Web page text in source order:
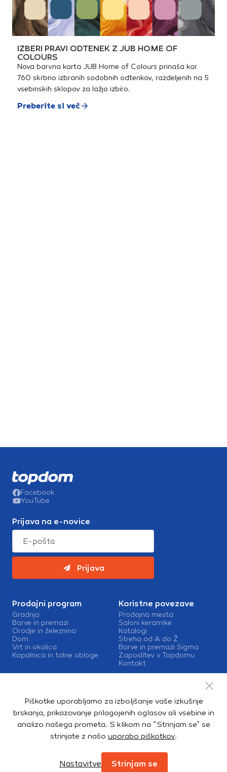
IZBERI PRAVI ODTENEK Z JUB HOME OF
COLOURS
Nova barvna karta JUB Home of Colours prinaša kar
760 skrbno izbranih sodobnih odtenkov, razdeljenih na 5
vsebinskih sklopov za lažjo izbiro.
Preberite si več
Facebook
YouTube
Prijava na e-novice
Prijava
Prodajni program
Gradnja
Barve in premazi
Orodje in železnina
Dom
Vrt in okolica
Kopalnica in talne obloge
Koristne povezave
Prodajna mesta
Saloni keramike
Katalogi
Streha od A do Ž
Barve in premazi Sigma
Zaposlitev v Topdomu
Kontakt
Mešalnice barv
Dostava
Zasebnost in piškotki
Piškotke uporabljamo za izboljšanje vaše izkušnje
brskanja, prikazovanje prilagojenih oglasov ali vsebine in
analizo našega prometa. S klikom na “Strinjam se” se
strinjate z našo uporabo piškotkov.
Nastavitve Strinjam se